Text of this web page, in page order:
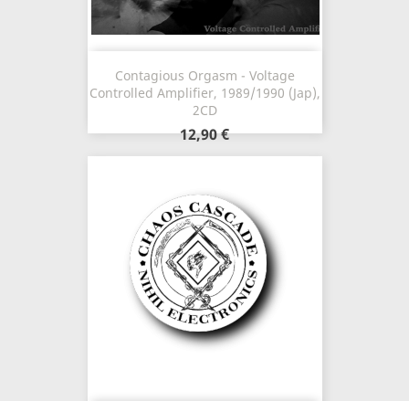
Contagious Orgasm - Voltage
Controlled Amplifier, 1989/1990 (Jap),
2CD
12,90 €